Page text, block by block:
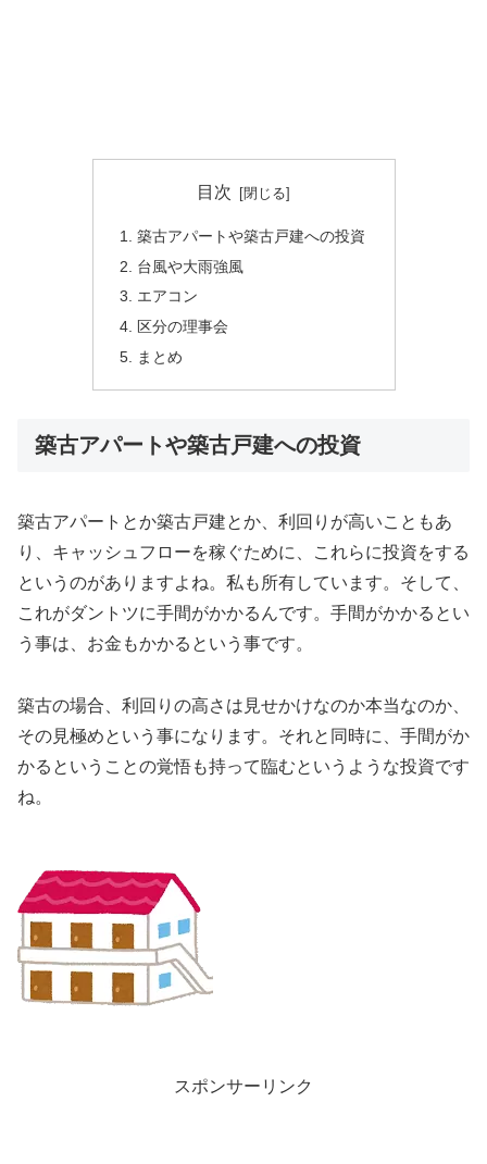
目次
築古アパートや築古戸建への投資
台風や大雨強風
エアコン
区分の理事会
まとめ
築古アパートや築古戸建への投資
築古アパートとか築古戸建とか、利回りが高いこともあ
り、キャッシュフローを稼ぐために、これらに投資をする
というのがありますよね。私も所有しています。そして、
これがダントツに手間がかかるんです。手間がかかるとい
う事は、お金もかかるという事です。
築古の場合、利回りの高さは見せかけなのか本当なのか、
その見極めという事になります。それと同時に、手間がか
かるということの覚悟も持って臨むというような投資です
ね。
スポンサーリンク